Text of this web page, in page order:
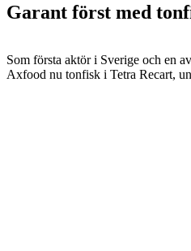
Garant först med
Som första aktör i Sverige och en
Axfood nu tonfisk i Tetra Recart,